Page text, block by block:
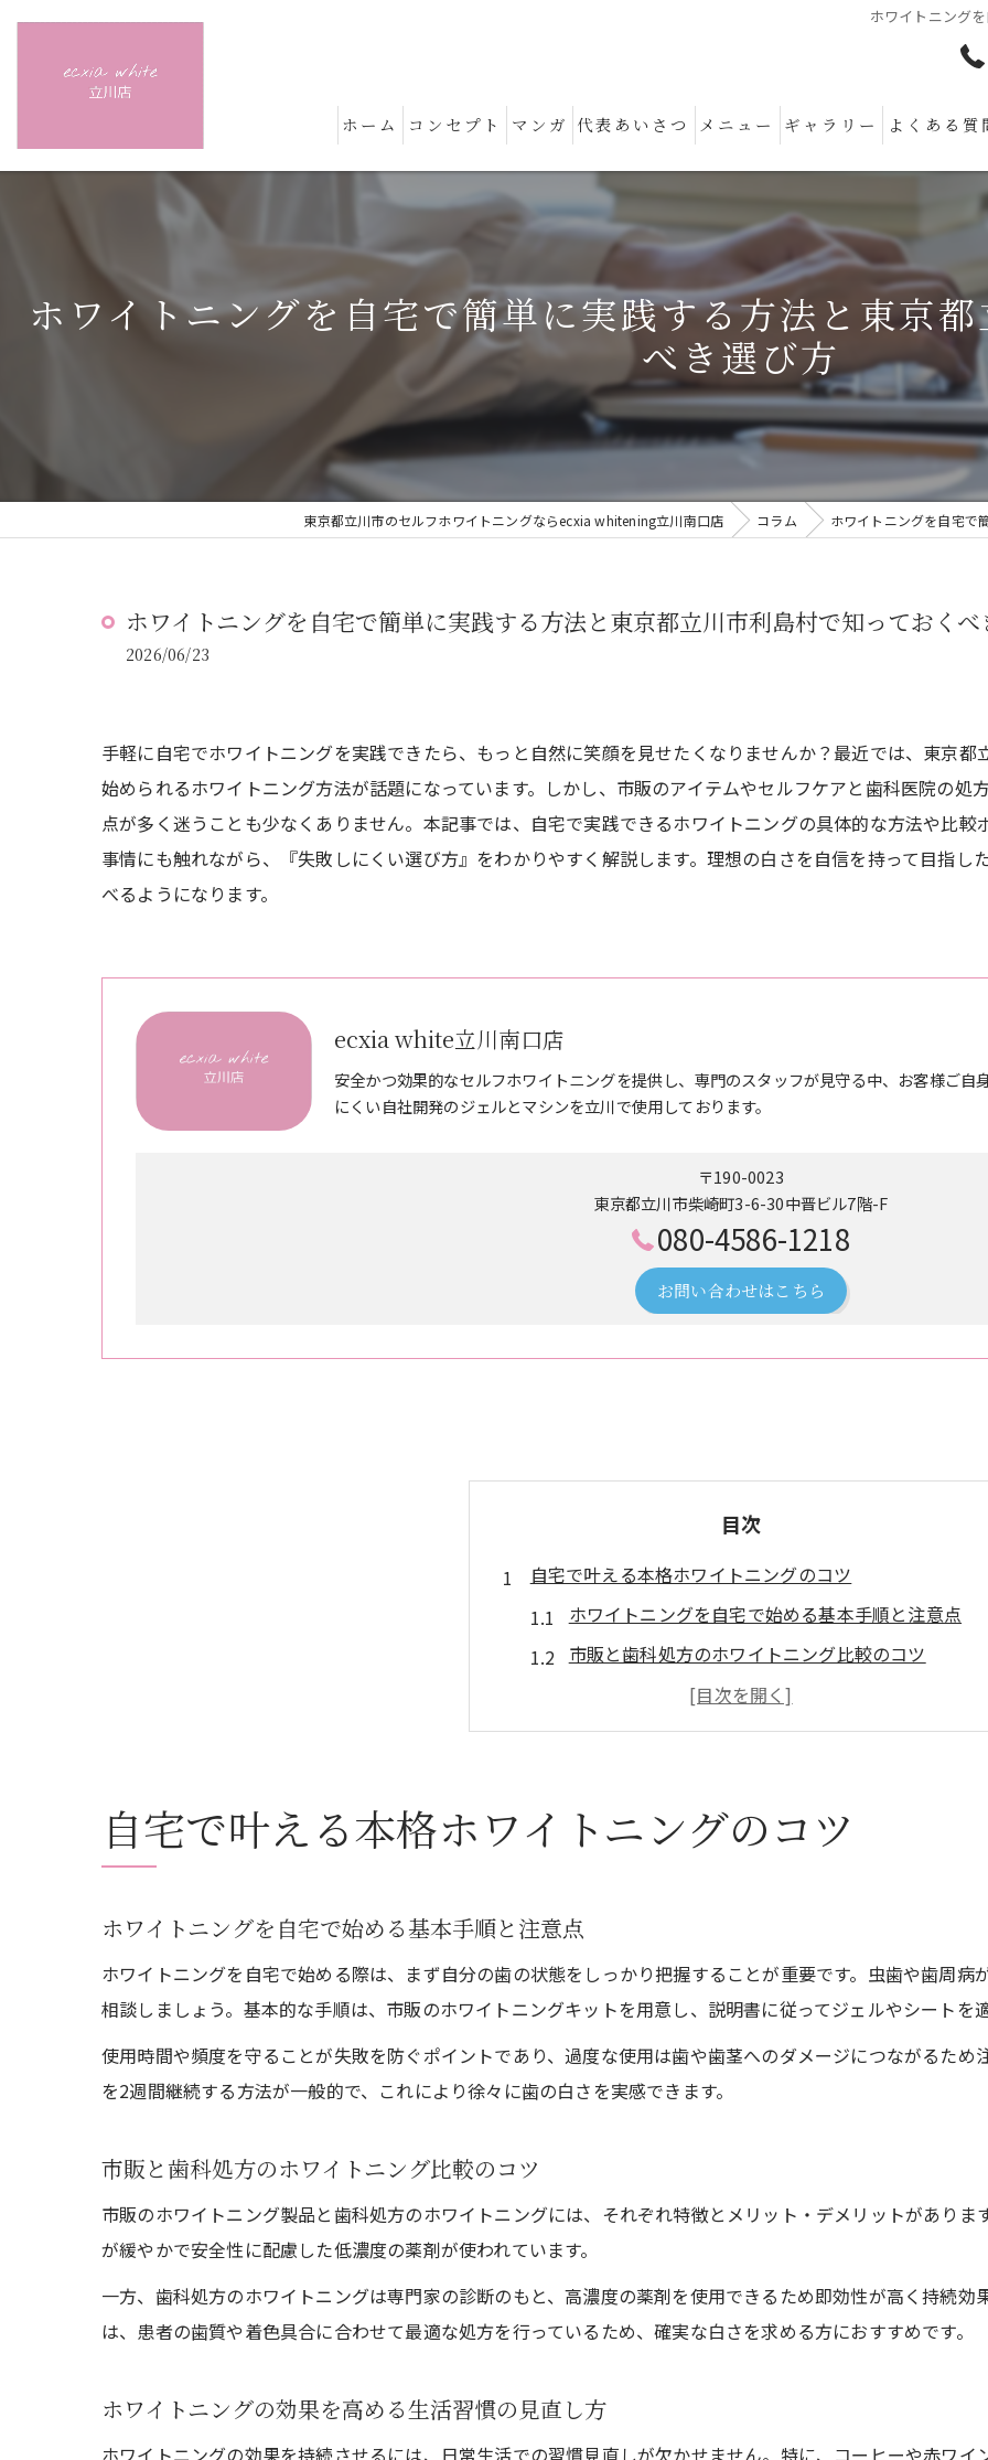
ホワイトニング
ホーム コンセプト マンガ 代表あいさつ メニュー ギャラリー よくある質
ホワイトニングを自宅で簡単に実践する方法と東京
べき選び方
東京都立川市のセルフホワイトニングならecxia whitening立川南口店 コラム ホワイトニングを自宅で
ホワイトニングを自宅で簡単に実践する方法と東京都立川市利島村で知っておく
2026/06/23
手軽に自宅でホワイトニングを実践できたら、もっと自然に笑顔を見せたくなりませんか？最近では、東京
始められるホワイトニング方法が話題になっています。しかし、市販のアイテムやセルフケアと歯科医院の処
点が多く迷うことも少なくありません。本記事では、自宅で実践できるホワイトニングの具体的な方法や比
事情にも触れながら、『失敗しにくい選び方』をわかりやすく解説します。理想の白さを自信を持って目指し
べるようになります。
ecxia white立川南口店
安全かつ効果的なセルフホワイトニングを提供し、専門のスタッフが見守る中、お客様ご自
にくい自社開発のジェルとマシンを立川で使用しております。
〒190-0023
東京都立川市柴崎町3-6-30中晋ビル7階-F
080-4586-1218
お問い合わせはこちら
目次
自宅で叶える本格ホワイトニングのコツ
ホワイトニングを自宅で始める基本手順と注意点
市販と歯科処方のホワイトニング比較のコツ
ホワイトニングの効果を高める生活習慣の見直し方
自宅ホワイトニングで安全性を守るポイント
人気の自宅ホワイトニング手法徹底解説
選ばれるホワイトニング手法とその効果の違い
セルフホワイトニングと歯科医院の違いを解説
ホワイトニング相場の目安とコスパの考え方
自宅ケアで理想の白さを維持するテクニック
気軽に始めるホワイトニング活用術
初心者向け自宅ホワイトニングの選び方
実感できるホワイトニング効果の見極め方
立川で安いホワイトニングを探すポイント
ホワイトニングなら自宅でも簡単に可能
自宅で簡単に実践できるホワイトニング方法
ホワイトニングで気をつけたい安全対策
簡単ケアの持続性と色戻り対策を解説
自宅で叶える本格ホワイトニングのコツ
ホワイトニングを自宅で始める基本手順と注意点
ホワイトニングを自宅で始める際は、まず自分の歯の状態をしっかり把握することが重要です。虫歯や歯周
相談しましょう。基本的な手順は、市販のホワイトニングキットを用意し、説明書に従ってジェルやシートを
使用時間や頻度を守ることが失敗を防ぐポイントであり、過度な使用は歯や歯茎へのダメージにつながるため
を2週間継続する方法が一般的で、これにより徐々に歯の白さを実感できます。
市販と歯科処方のホワイトニング比較のコツ
市販のホワイトニング製品と歯科処方のホワイトニングには、それぞれ特徴とメリット・デメリットがあり
が緩やかで安全性に配慮した低濃度の薬剤が使われています。
一方、歯科処方のホワイトニングは専門家の診断のもと、高濃度の薬剤を使用できるため即効性が高く持続効
は、患者の歯質や着色具合に合わせて最適な処方を行っているため、確実な白さを求める方におすすめです。
ホワイトニングの効果を高める生活習慣の見直し方
ホワイトニングの効果を持続させるには、日常生活での習慣見直しが欠かせません。特に、コーヒーや赤ワ